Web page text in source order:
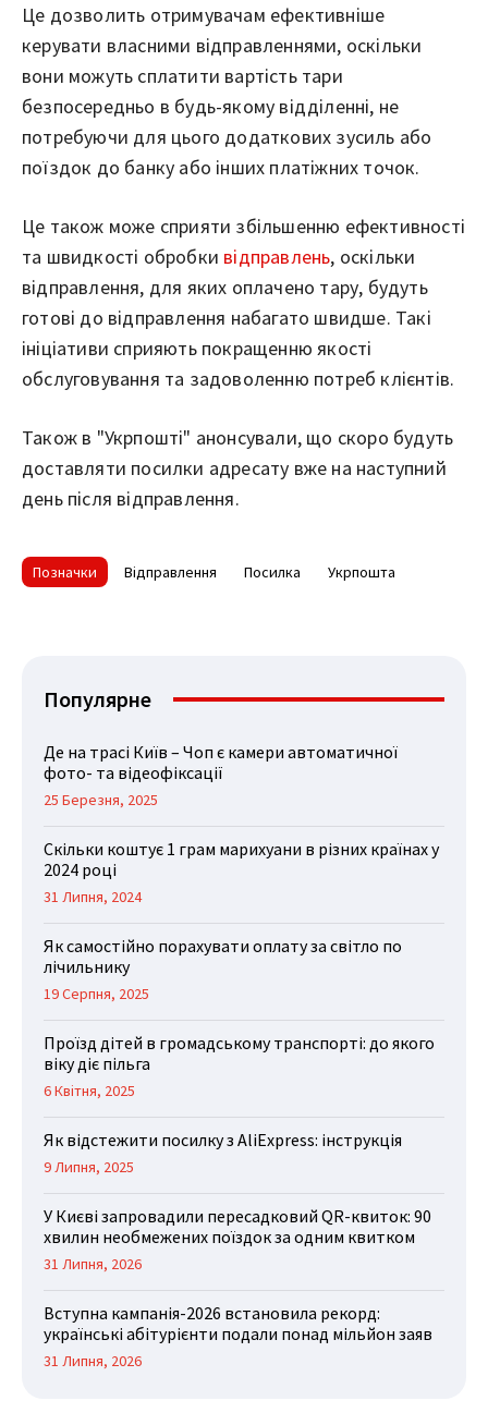
Це дозволить отримувачам ефективніше
керувати власними відправленнями, оскільки
вони можуть сплатити вартість тари
безпосередньо в будь-якому відділенні, не
потребуючи для цього додаткових зусиль або
поїздок до банку або інших платіжних точок.
Це також може сприяти збільшенню ефективності
та швидкості обробки відправлень, оскільки
відправлення, для яких оплачено тару, будуть
готові до відправлення набагато швидше. Такі
ініціативи сприяють покращенню якості
обслуговування та задоволенню потреб клієнтів.
Також в "Укрпошті" анонсували, що скоро будуть
доставляти посилки адресату вже на наступний
день після відправлення.
Позначки Відправлення Посилка Укрпошта
Популярне
Де на трасі Київ – Чоп є камери автоматичної
фото- та відеофіксації
25 Березня, 2025
Скільки коштує 1 грам марихуани в різних країнах у
2024 році
31 Липня, 2024
Як самостійно порахувати оплату за світло по
лічильнику
19 Серпня, 2025
Проїзд дітей в громадському транспорті: до якого
віку діє пільга
6 Квітня, 2025
Як відстежити посилку з AliExpress: інструкція
9 Липня, 2025
У Києві запровадили пересадковий QR-квиток: 90
хвилин необмежених поїздок за одним квитком
31 Липня, 2026
Вступна кампанія-2026 встановила рекорд:
українські абітурієнти подали понад мільйон заяв
31 Липня, 2026